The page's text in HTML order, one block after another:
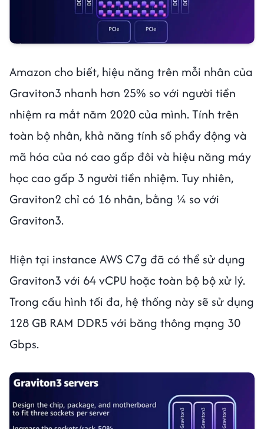
Amazon cho biết, hiệu năng trên mỗi nhân của
Graviton3 nhanh hơn 25% so với người tiền
nhiệm ra mắt năm 2020 của mình. Tính trên
toàn bộ nhân, khả năng tính số phẩy động và
mã hóa của nó cao gấp đôi và hiệu năng máy
học cao gấp 3 người tiền nhiệm. Tuy nhiên,
Graviton2 chỉ có 16 nhân, bằng ¼ so với
Graviton3.
Hiện tại instance AWS C7g đã có thể sử dụng
Graviton3 với 64 vCPU hoặc toàn bộ bộ xử lý.
Trong cấu hình tối đa, hệ thống này sẽ sử dụng
128 GB RAM DDR5 với băng thông mạng 30
Gbps.